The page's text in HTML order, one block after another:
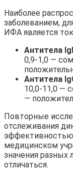
Наиболее
заболеванием,
ИФА является
Антитела
0,9-1,0 —
Антитела
10,0-11,0 —
—
Повторные
отслеживания
эффективностью
медицинском
значения разных
отличаться.